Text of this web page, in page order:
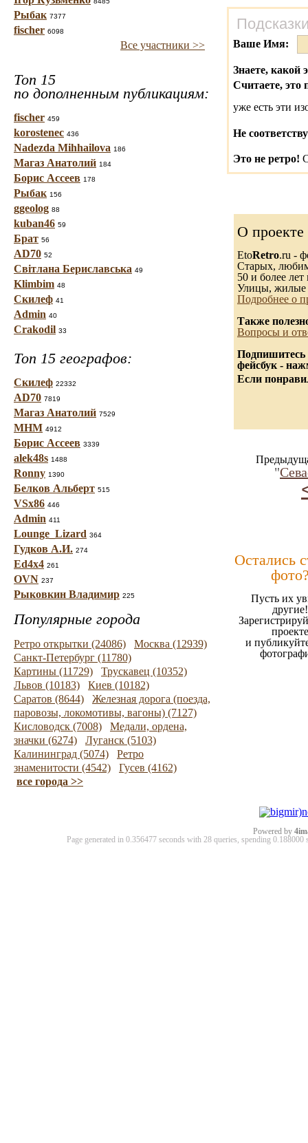
Рыбак 7377
fischer 6098
Все участники >>
Топ 15
по дополненным публикациям:
fischer 459
korostenec 436
Nadezda Mihhailova 186
Магаз Анатолий 184
Борис Ассеев 178
Рыбак 156
ggeolog 88
kuban46 59
Брат 56
AD70 52
Світлана Бериславська 49
Klimbim 48
Скилеф 41
Admin 40
Crakodil 33
Топ 15 географов:
Скилеф 22332
AD70 7819
Магаз Анатолий 7529
МНМ 4912
Борис Ассеев 3339
alek48s 1488
Ronny 1390
Белков Альберт 515
VSx86 446
Admin 411
Lounge_Lizard 364
Гудков А.И. 274
Ed4x4 261
OVN 237
Рыковкин Владимир 225
Популярные города
Ретро открытки (24086)
Москва (12939)
Санкт-Петербург (11780)
Картины (11729)
Трускавец (10352)
Львов (10183)
Киев (10182)
Саратов (8644)
Железная дорога (поезда,
паровозы, локомотивы, вагоны) (7127)
Кисловодск (7008)
Медали, ордена,
значки (6274)
Луганск (5103)
Калининград (5074)
Ретро
знаменитости (4542)
Гусев (4162)
все города >>
Ваше Имя:
Знаете, какой
Считаете, это
уже есть эти
Не
Это не ретро!
О проекте
EtoRetro.ru -
Старых,
50 и более лет
Улицы, жилые
Подробнее о
Также
Вопросы и
Подпишитесь
фейсбук -
Если
"
Остались
Пусть их
другие!
проекте
и
Powered by
Page generated in 0.356477 seconds with 28 queries, spending